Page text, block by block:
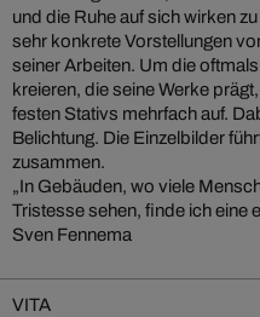
und die Ruhe auf sich wirken
sehr konkrete Vorstellungen
seiner Arbeiten. Um die
kreieren, die seine Werke
festen Stativs mehrfach auf.
Belichtung. Die Einzelbilder
zusammen.
„In Gebäuden, wo viele
Tristesse sehen, finde ich eine
Sven Fennema
VITA